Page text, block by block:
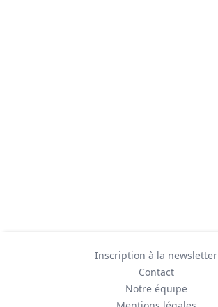
Inscription à la newsletter
Contact
Notre équipe